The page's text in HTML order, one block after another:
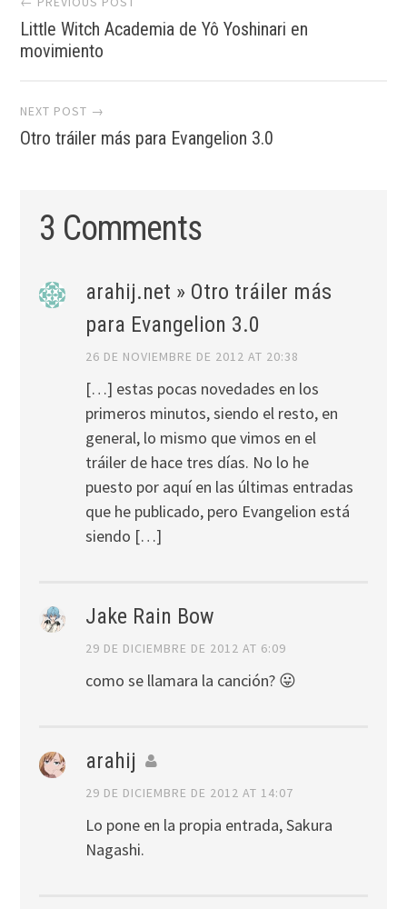
navigation
Little Witch Academia de Yô Yoshinari en
movimiento
NEXT POST →
Otro tráiler más para Evangelion 3.0
3 Comments
arahij.net » Otro tráiler más
para Evangelion 3.0
26 DE NOVIEMBRE DE 2012 AT 20:38
[…] estas pocas novedades en los
primeros minutos, siendo el resto, en
general, lo mismo que vimos en el
tráiler de hace tres días. No lo he
puesto por aquí en las últimas entradas
que he publicado, pero Evangelion está
siendo […]
Jake Rain Bow
29 DE DICIEMBRE DE 2012 AT 6:09
como se llamara la canción? 😛
arahij
29 DE DICIEMBRE DE 2012 AT 14:07
Lo pone en la propia entrada, Sakura
Nagashi.